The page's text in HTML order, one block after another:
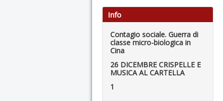
Info
Contagio sociale. Guerra di
classe micro-biologica in
Cina
26 DICEMBRE CRISPELLE E
MUSICA AL CARTELLA
1